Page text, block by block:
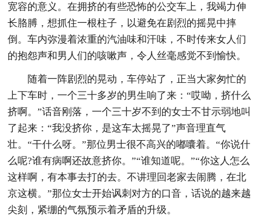
宽容的意义。在拥挤的有些恐怖的公交车上，我竭力伸
长胳膊，想抓住一根柱子，以避免在剧烈的摇晃中摔
倒。车内弥漫着浓重的汽油味和汗味，不时传来女人们
的抱怨声和男人们的咳嗽声，令人丝毫感觉不到愉快。
随着一阵剧烈的晃动，车停站了，正当大家匆忙的
上下车时，一个三十多岁的男生响了来：“哎呦，挤什么
挤啊。”话音刚落，一个三十岁不到的女士不甘示弱地叫
了起来：“我没挤你，是这车太摇晃了”声音理直气
壮。“干什么呀。”那位男士很不高兴的嘟囔着。“你说什
么呢?谁有病啊还故意挤你。”“谁知道呢。”“你这人怎么
这样啊，有本事去打的去。不讲理回老家去闹腾，在北
京这横。”那位女士开始讽刺对方的口音，话说的越来越
尖刻，紧绷的气氛预示着矛盾的升级。